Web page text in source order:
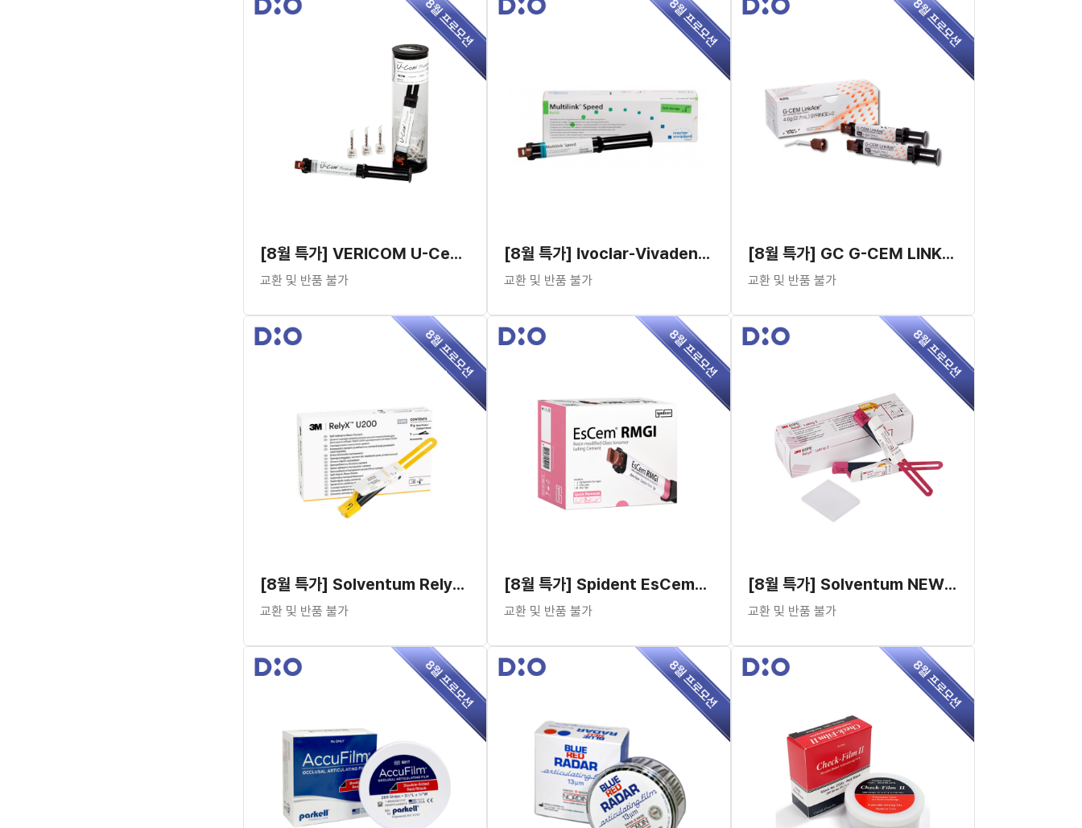
[8월 특가] VERICOM U-Cem Premium Automix
교환 및 반품 불가
[8월 특가] Ivoclar-Vivadent Multilink SPEED
교환 및 반품 불가
[8월 특가] GC G-CEM LINKACE AUTOMIX
교환 및 반품 불가
[8월 특가] Solventum RelyX™ U200 Clicker
교환 및 반품 불가
[8월 특가] Spident EsCem™ RMGI Cement
교환 및 반품 불가
[8월 특가] Solventum NEW RelyX™ Luting 2 Tack Cure
교환 및 반품 불가